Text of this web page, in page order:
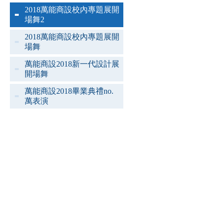
2018萬能商設校內專題展開
場舞2
2018萬能商設校內專題展開
場舞
萬能商設2018新一代設計展
開場舞
萬能商設2018畢業典禮no.
萬表演